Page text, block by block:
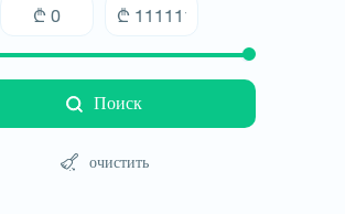
Поиск
очистить